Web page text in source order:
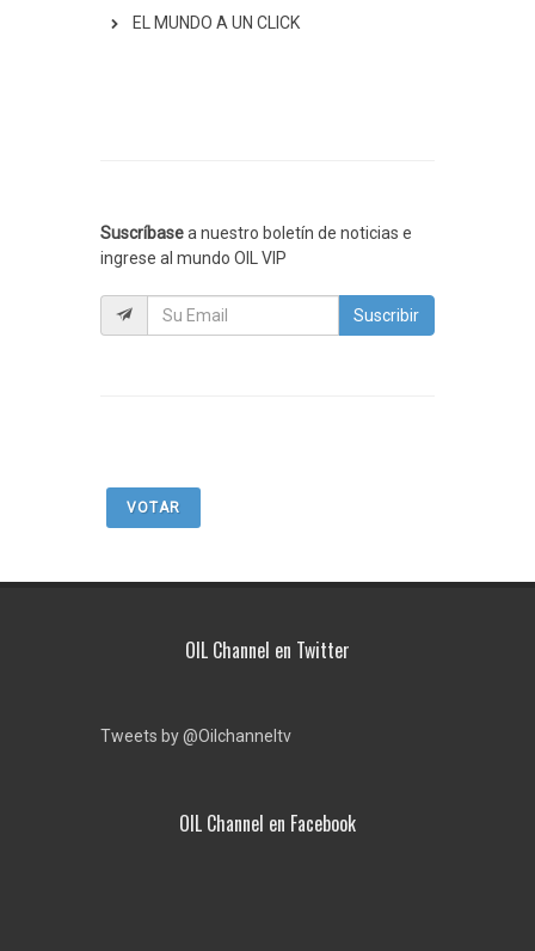
EL MUNDO A UN CLICK
Suscríbasea nuestro boletín de noticias e
ingrese al mundo OIL VIP
Suscribir
VOTAR
OIL Channel en Twitter
Tweets by @Oilchanneltv
OIL Channel en Facebook